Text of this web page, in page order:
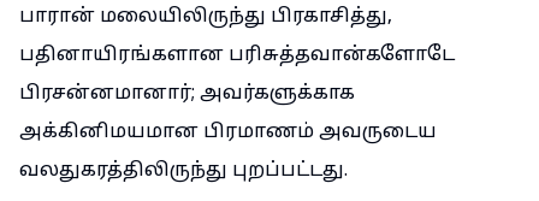
பாரான் மலையிலிருந்து பிரகாசித்து,
பதினாயிரங்களான பரிசுத்தவான்களோடே
பிரசன்னமானார்; அவர்களுக்காக
அக்கினிமயமான பிரமாணம் அவருடைய
வலதுகரத்திலிருந்து புறப்பட்டது.